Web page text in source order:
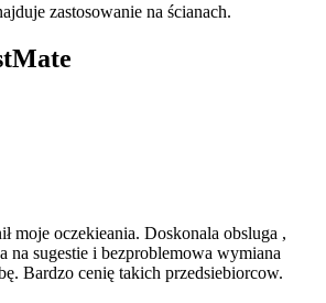
zastosowanie na ścianach.
moje oczekieania. Doskonala obsluga ,
na sugestie i bezproblemowa wymiana
Bardzo cenię takich przedsiebiorcow.